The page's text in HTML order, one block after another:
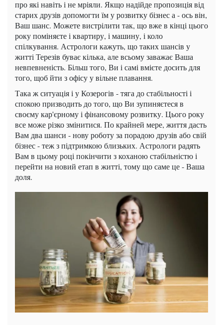
про які навіть і не мріяли. Якщо надійде пропозиція від
старих друзів допомогти їм у розвитку бізнес а - ось він,
Ваш шанс. Можете вистрілити так, що вже в кінці цього
року поміняєте і квартиру, і машину, і коло
спілкування. Астрологи кажуть, що таких шансів у
житті Терезів буває кілька, але всьому заважає Ваша
невпевненість. Більш того, Ви і самі вмієте досить для
того, щоб йти з офісу у вільне плавання.
Така ж ситуація і у Козерогів - тяга до стабільності і
спокою призводить до того, що Ви зупиняєтеся в
своєму кар'єрному і фінансовому розвитку. Цього року
все може різко змінитися. По крайней мере, життя дасть
Вам два шанси - нову роботу за порадою друзів або свій
бізнес - теж з підтримкою близьких. Астрологи радять
Вам в цьому році покінчити з коханою стабільністю і
перейти на новий етап в житті, тому що саме це - Ваша
доля.